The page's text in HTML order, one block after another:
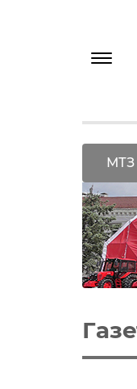
МТЗ